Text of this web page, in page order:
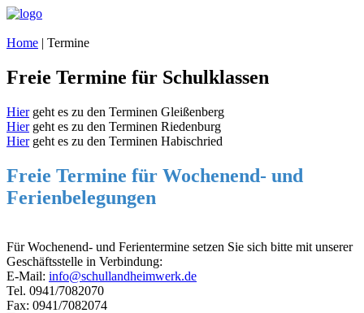
Home | Termine
Freie Termine für Schulklassen
Hiergeht es zu den Terminen Gleißenberg
Hiergeht es zu den Terminen Riedenburg
Hiergeht es zu den Terminen Habischried
Freie Termine für Wochenend- und
Ferienbelegungen
Für Wochenend- und Ferientermine setzen Sie sich bitte mit unserer
Geschäftsstelle in Verbindung:
E-Mail: info@schullandheimwerk.de
Tel. 0941/7082070
Fax: 0941/7082074